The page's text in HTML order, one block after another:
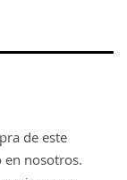
de este
en nosotros.